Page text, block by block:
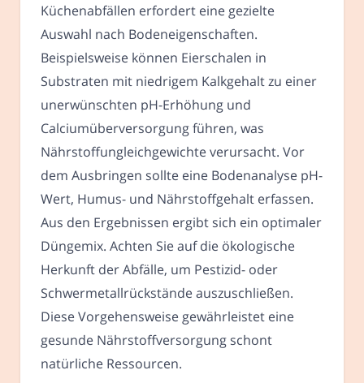
Küchenabfällen erfordert eine gezielte
Auswahl nach Bodeneigenschaften.
Beispielsweise können Eierschalen in
Substraten mit niedrigem Kalkgehalt zu einer
unerwünschten pH-Erhöhung und
Calciumüberversorgung führen, was
Nährstoffungleichgewichte verursacht. Vor
dem Ausbringen sollte eine Bodenanalyse pH-
Wert, Humus- und Nährstoffgehalt erfassen.
Aus den Ergebnissen ergibt sich ein optimaler
Düngemix. Achten Sie auf die ökologische
Herkunft der Abfälle, um Pestizid- oder
Schwermetallrückstände auszuschließen.
Diese Vorgehensweise gewährleistet eine
gesunde Nährstoffversorgung schont
natürliche Ressourcen.